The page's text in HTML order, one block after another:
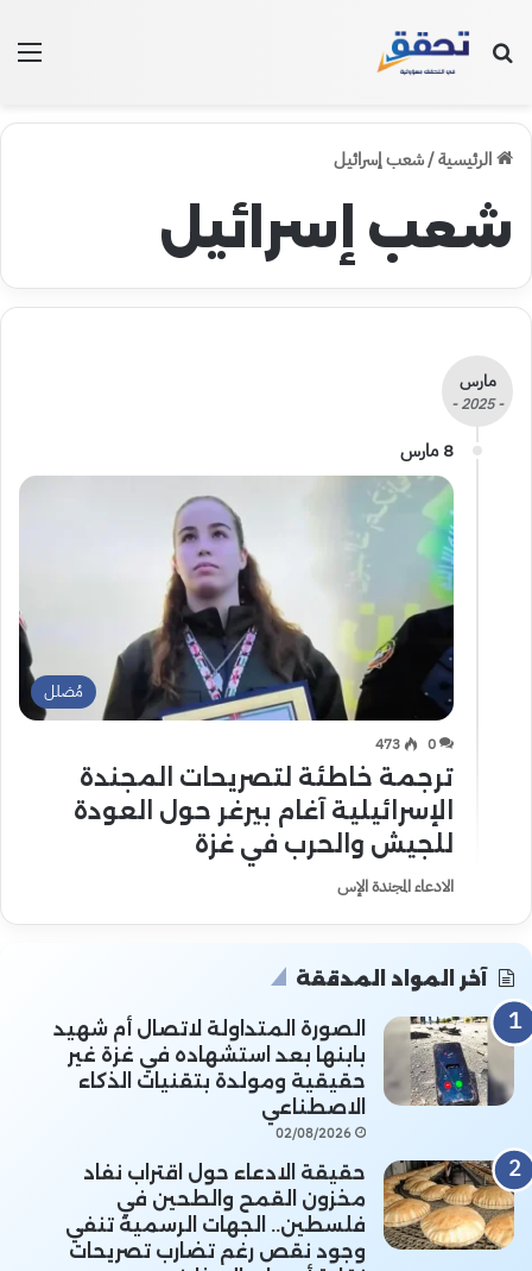
بحث عن
الرئيسية/شعب إسرائيل
شعب إسرائيل
مارس
- 2025 -
8 مارس
مُضلل
0
473
ترجمة خاطئة لتصريحات المجندة
الإسرائيلية آغام بيرغر حول العودة
للجيش والحرب في غزة
الادعاء المجندة الإس
آخر المواد المدققة
الصورة المتداولة لاتصال أم شهيد
بابنها بعد استشهاده في غزة غير
حقيقية ومولدة بتقنيات الذكاء
الاصطناعي
02/08/2026
حقيقة الادعاء حول اقتراب نفاد
مخزون القمح والطحين في
فلسطين.. الجهات الرسمية تنفي
وجود نقص رغم تضارب تصريحات